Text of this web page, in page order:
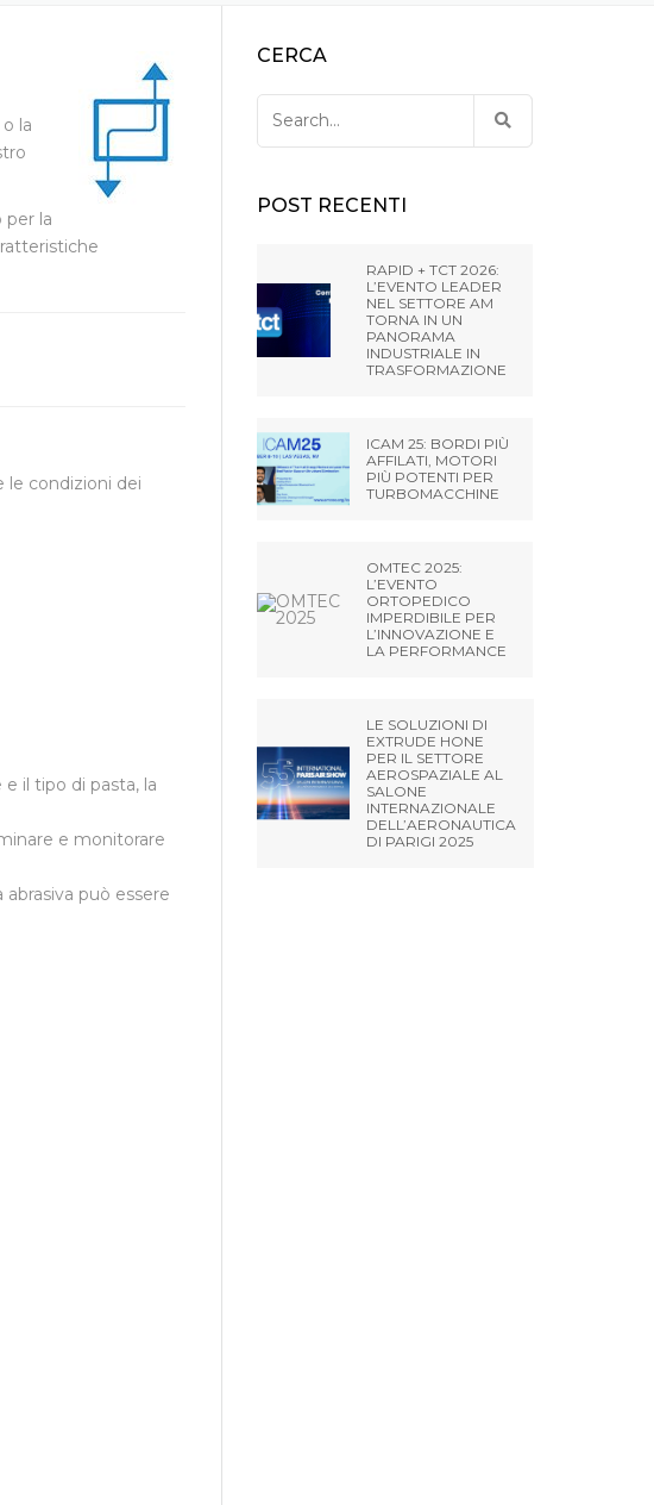
EXTRUDE HONE LLC – STERLING
EXTRUDE HONE RIVERSIDE
CALIFORNIA – USA
EXTRUDE HONE (SHANGHAI) CO.,
UTENSILI PER LA PRESSA PER
COMPRESSE
RIGATURA DELLA CANNA
MACCHINE USATE DA EXTRUDE
la
per la
le condizioni dei
il tipo di pasta, la
e monitorare
può essere
CERCA
for:
POST RECENTI
RAPID + TCT 2026:
L’EVENTO LEADER
NEL SETTORE AM
TORNA IN UN
PANORAMA
INDUSTRIALE IN
TRASFORMAZIONE
ICAM 25: BORDI PIÙ
AFFILATI, MOTORI
PIÙ POTENTI PER
TURBOMACCHINE
OMTEC 2025:
L’EVENTO
ORTOPEDICO
IMPERDIBILE PER
L’INNOVAZIONE E
LA PERFORMANCE
LE SOLUZIONI DI
EXTRUDE HONE
PER IL SETTORE
AEROSPAZIALE AL
SALONE
INTERNAZIONALE
DELL’AERONAUTICA
DI PARIGI 2025